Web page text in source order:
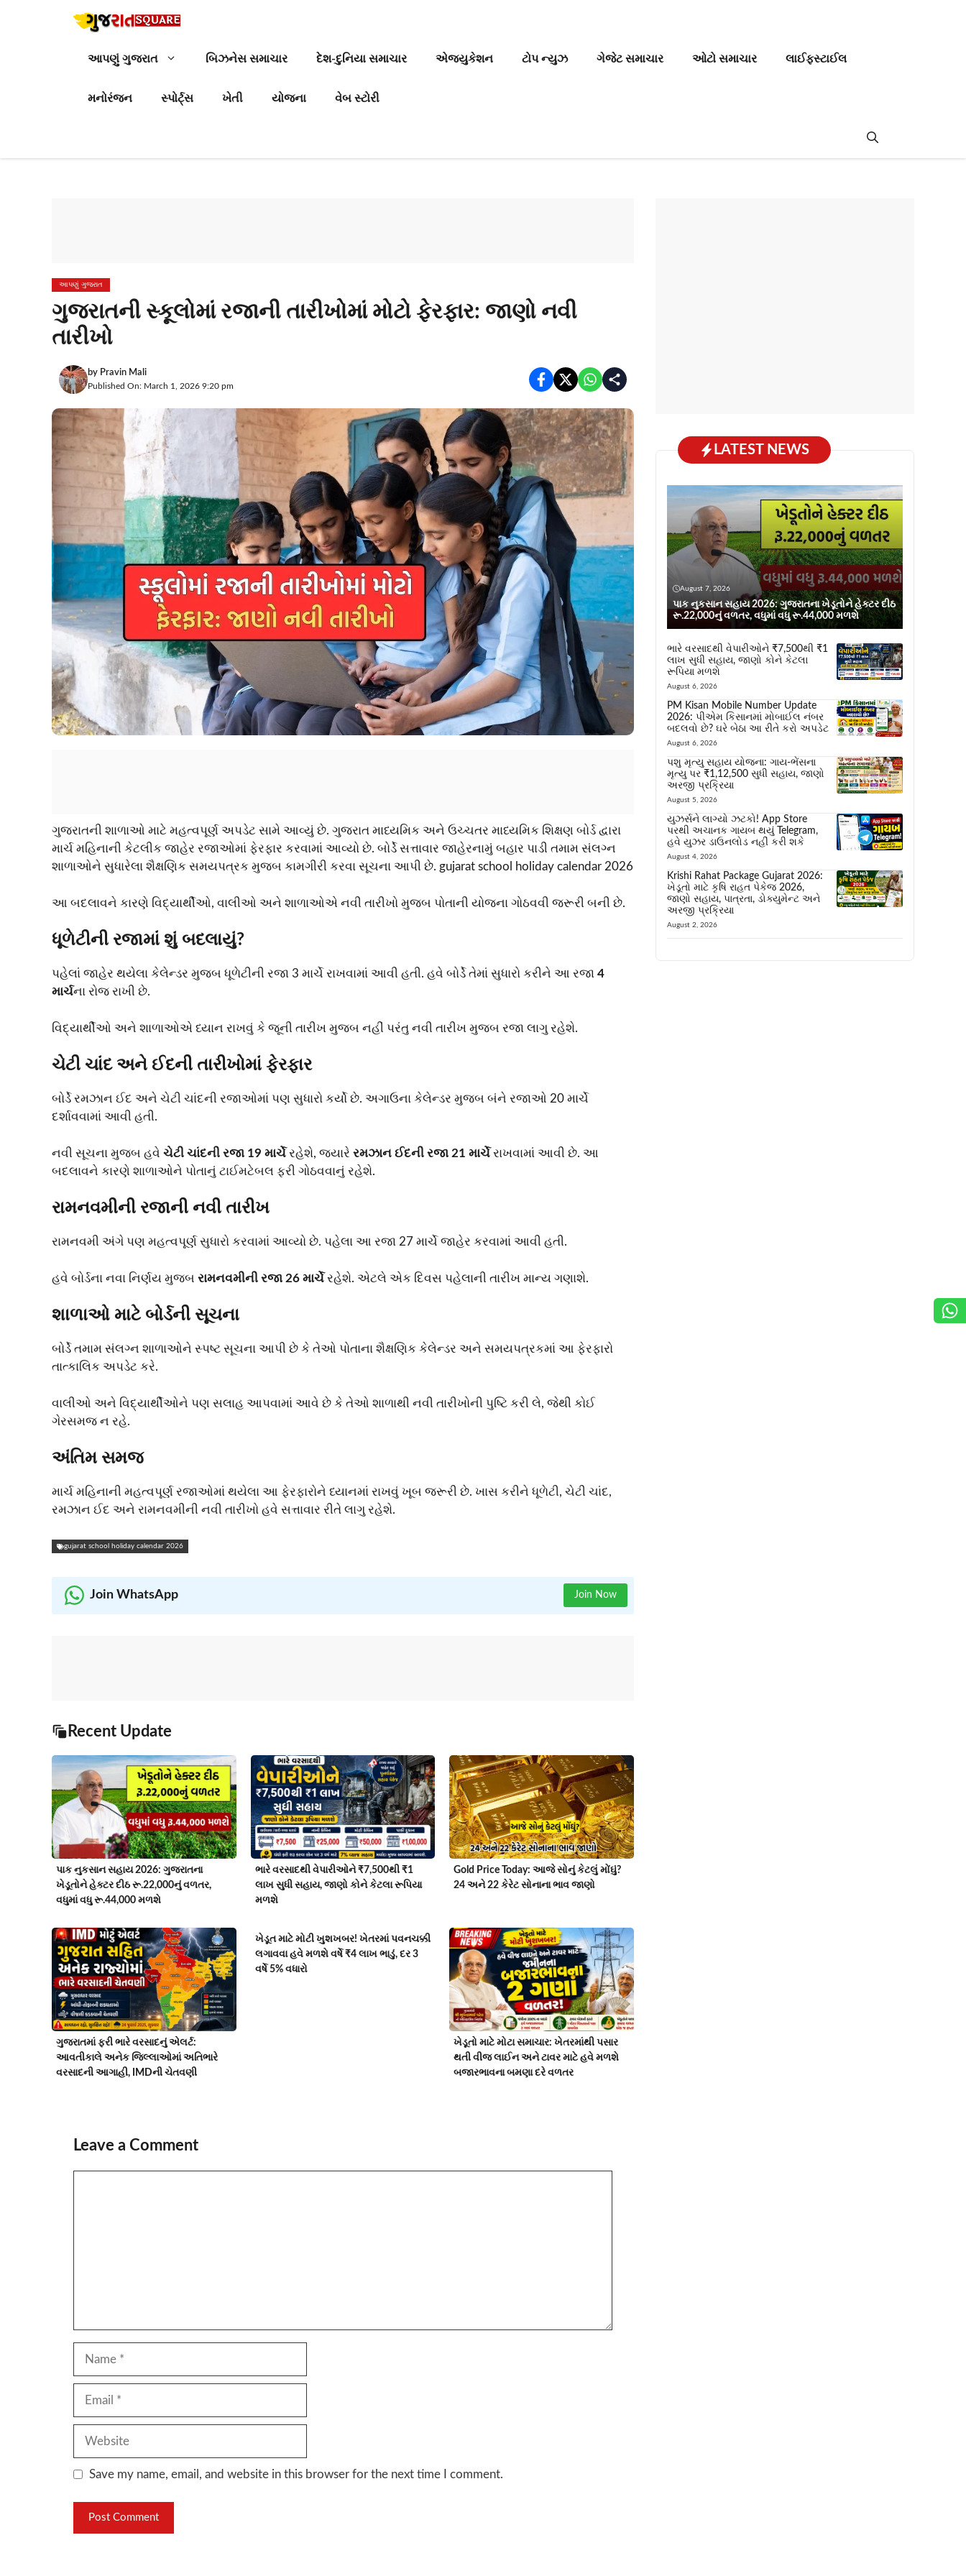
આપણું ગુજરાત બિઝનેસ સમાચાર દેશ-દુનિયા સમાચાર એજ્યુકેશન ટોપ ન્યુઝ ગેજેટ સમાચાર ઓટો સમાચાર લાઈફસ્ટાઈલ
મનોરંજન સ્પોર્ટ્સ ખેતી યોજના વેબ સ્ટોરી
આપણું ગુજરાત
ગુજરાતની સ્કૂલોમાં રજાની તારીખોમાં મોટો ફેરફાર: જાણો નવી
તારીખો
by Pravin Mali
Published On: March 1, 2026 9:20 pm
ગુજરાતની શાળાઓ માટે મહત્વપૂર્ણ અપડેટ સામે આવ્યું છે. ગુજરાત માધ્યમિક અને ઉચ્ચતર માધ્યમિક શિક્ષણ બોર્ડ દ્વારા
માર્ચ મહિનાની કેટલીક જાહેર રજાઓમાં ફેરફાર કરવામાં આવ્યો છે. બોર્ડે સત્તાવાર જાહેરનામું બહાર પાડી તમામ સંલગ્ન
શાળાઓને સુધારેલા શૈક્ષણિક સમયપત્રક મુજબ કામગીરી કરવા સૂચના આપી છે. gujarat school holiday calendar 2026
આ બદલાવને કારણે વિદ્યાર્થીઓ, વાલીઓ અને શાળાઓએ નવી તારીખો મુજબ પોતાની યોજના ગોઠવવી જરૂરી બની છે.
ધૂળેટીની રજામાં શું બદલાયું?
પહેલાં જાહેર થયેલા કેલેન્ડર મુજબ ધૂળેટીની રજા 3 માર્ચે રાખવામાં આવી હતી. હવે બોર્ડે તેમાં સુધારો કરીને આ રજા 4
માર્ચના રોજ રાખી છે.
વિદ્યાર્થીઓ અને શાળાઓએ ધ્યાન રાખવું કે જૂની તારીખ મુજબ નહીં પરંતુ નવી તારીખ મુજબ રજા લાગુ રહેશે.
ચેટી ચાંદ અને ઈદની તારીખોમાં ફેરફાર
બોર્ડે રમઝાન ઈદ અને ચેટી ચાંદની રજાઓમાં પણ સુધારો કર્યો છે. અગાઉના કેલેન્ડર મુજબ બંને રજાઓ 20 માર્ચે
દર્શાવવામાં આવી હતી.
નવી સૂચના મુજબ હવે ચેટી ચાંદની રજા 19 માર્ચે રહેશે, જ્યારે રમઝાન ઈદની રજા 21 માર્ચે રાખવામાં આવી છે. આ
બદલાવને કારણે શાળાઓને પોતાનું ટાઈમટેબલ ફરી ગોઠવવાનું રહેશે.
રામનવમીની રજાની નવી તારીખ
રામનવમી અંગે પણ મહત્વપૂર્ણ સુધારો કરવામાં આવ્યો છે. પહેલા આ રજા 27 માર્ચે જાહેર કરવામાં આવી હતી.
હવે બોર્ડના નવા નિર્ણય મુજબ રામનવમીની રજા 26 માર્ચે રહેશે. એટલે એક દિવસ પહેલાની તારીખ માન્ય ગણાશે.
શાળાઓ માટે બોર્ડની સૂચના
બોર્ડે તમામ સંલગ્ન શાળાઓને સ્પષ્ટ સૂચના આપી છે કે તેઓ પોતાના શૈક્ષણિક કેલેન્ડર અને સમયપત્રકમાં આ ફેરફારો
તાત્કાલિક અપડેટ કરે.
વાલીઓ અને વિદ્યાર્થીઓને પણ સલાહ આપવામાં આવે છે કે તેઓ શાળાથી નવી તારીખોની પુષ્ટિ કરી લે, જેથી કોઈ
ગેરસમજ ન રહે.
અંતિમ સમજ
માર્ચ મહિનાની મહત્વપૂર્ણ રજાઓમાં થયેલા આ ફેરફારોને ધ્યાનમાં રાખવું ખૂબ જરૂરી છે. ખાસ કરીને ધૂળેટી, ચેટી ચાંદ,
રમઝાન ઈદ અને રામનવમીની નવી તારીખો હવે સત્તાવાર રીતે લાગુ રહેશે.
gujarat school holiday calendar 2026
Join WhatsApp Join Now
Recent Update
પાક નુકસાન સહાય 2026: ગુજરાતના
ખેડૂતોને હેક્ટર દીઠ રૂ.22,000નું વળતર,
વધુમાં વધુ રૂ.44,000 મળશે
ભારે વરસાદથી વેપારીઓને ₹7,500થી ₹1
લાખ સુધી સહાય, જાણો કોને કેટલા રૂપિયા
મળશે
Gold Price Today: આજે સોનું કેટલું મોંઘું?
24 અને 22 કેરેટ સોનાના ભાવ જાણો
ગુજરાતમાં ફરી ભારે વરસાદનું એલર્ટ:
આવતીકાલે અનેક જિલ્લાઓમાં અતિભારે
વરસાદની આગાહી, IMDની ચેતવણી
ખેડૂત માટે મોટી ખુશખબર! ખેતરમાં પવનચક્કી
લગાવવા હવે મળશે વર્ષે ₹4 લાખ ભાડું, દર 3
વર્ષે 5% વધારો
ખેડૂતો માટે મોટા સમાચાર: ખેતરમાંથી પસાર
થતી વીજ લાઈન અને ટાવર માટે હવે મળશે
બજારભાવના બમણા દરે વળતર
Leave a Comment
Save my name, email, and website in this browser for the next time I comment.
LATEST NEWS
August 7, 2026
પાક નુકસાન સહાય 2026: ગુજરાતના ખેડૂતોને હેક્ટર દીઠ
રૂ.22,000નું વળતર, વધુમાં વધુ રૂ.44,000 મળશે
ભારે વરસાદથી વેપારીઓને ₹7,500થી ₹1
લાખ સુધી સહાય, જાણો કોને કેટલા
રૂપિયા મળશે
August 6, 2026
PM Kisan Mobile Number Update
2026: પીએમ કિસાનમાં મોબાઈલ નંબર
બદલવો છે? ઘરે બેઠા આ રીતે કરો અપડેટ
August 6, 2026
પશુ મૃત્યુ સહાય યોજના: ગાય-ભેંસના
મૃત્યુ પર ₹1,12,500 સુધી સહાય, જાણો
અરજી પ્રક્રિયા
August 5, 2026
યુઝર્સને લાગ્યો ઝટકો! App Store
પરથી અચાનક ગાયબ થયું Telegram,
હવે યુઝર ડાઉનલોડ નહીં કરી શકે
August 4, 2026
Krishi Rahat Package Gujarat 2026:
ખેડૂતો માટે કૃષિ રાહત પેકેજ 2026,
જાણો સહાય, પાત્રતા, ડોક્યુમેન્ટ અને
અરજી પ્રક્રિયા
August 2, 2026